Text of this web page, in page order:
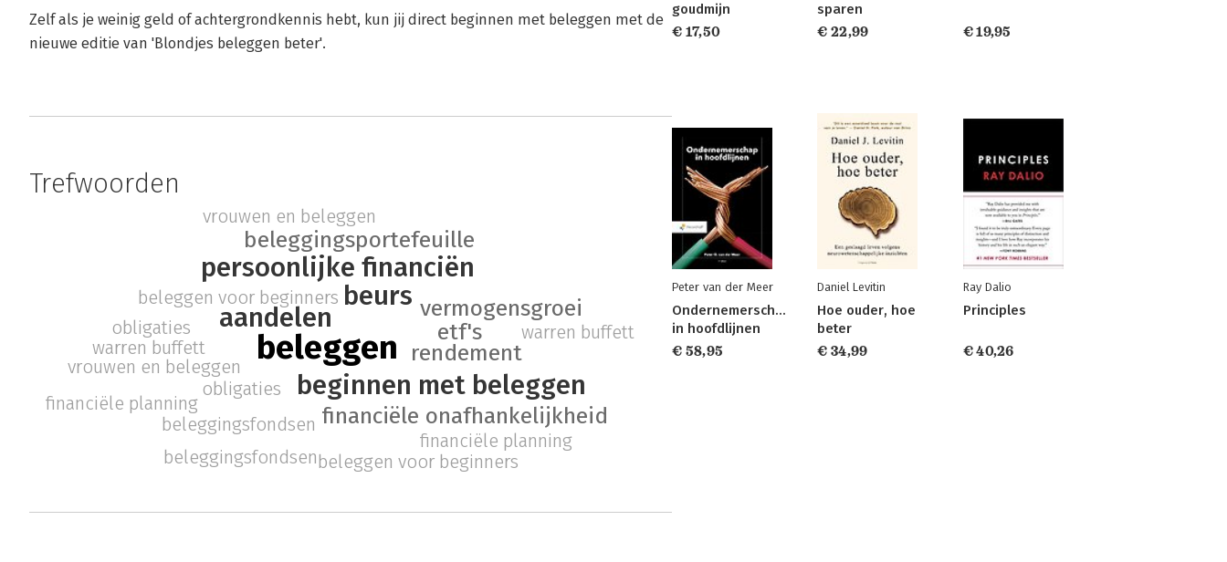
Zelf als je weinig geld of achtergrondkennis hebt, kun jij direct beginnen met beleggen met de
nieuwe editie van 'Blondjes beleggen beter'.
Trefwoorden
beleggen
aandelen
beginnen met beleggen
beurs
persoonlijke financiën
financiële onafhankelijkheid
vermogensgroei
etf's
rendement
beleggingsportefeuille
beleggen voor beginners
beleggingsfondsen
obligaties
vrouwen en beleggen
warren buffett
financiële planning
beleggen voor beginners
beleggingsfondsen
obligaties
vrouwen en beleggen
warren buffett
financiële planning
goudmijn
€ 17,50
sparen
€ 22,99
€ 19,95
Peter van der Meer
Ondernemerschap
in hoofdlijnen
€ 58,95
Daniel Levitin
Hoe ouder, hoe
beter
€ 34,99
Ray Dalio
Principles
€ 40,26